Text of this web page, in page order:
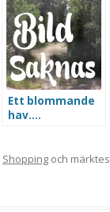
Ett blommande
hav….
Shopping och märktes